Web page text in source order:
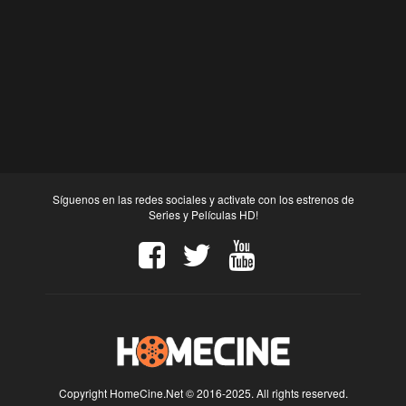
Síguenos en las redes sociales y activate con los estrenos de
Series y Películas HD!
Copyright HomeCine.Net © 2016-2025. All rights reserved.